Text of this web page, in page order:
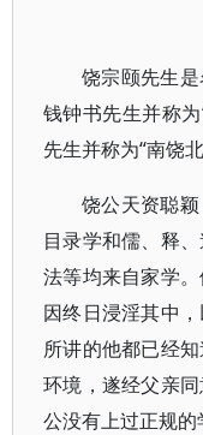
饶宗颐先生
钱钟书先生并称
先生并称为“南饶北
饶公天资聪
目录学和儒、释
法等均来自家学
因终日浸淫其中
所讲的他都已经
环境，遂经父亲
公没有上过正规的